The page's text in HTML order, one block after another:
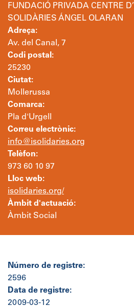
FUNDACIÓ PRIVADA CENTRE
SOLIDÀRIES ÁNGEL OLARAN
Adreça:
Av. del Canal, 7
Codi postal:
25230
Ciutat:
Mollerussa
Comarca:
Pla d'Urgell
Correu electrònic:
info@isolidaries.org
Telèfon:
973 60 10 97
Lloc web:
isolidaries.org/
Àmbit d'actuació:
Àmbit Social
Número de registre:
2596
Data de registre:
2009-03-12